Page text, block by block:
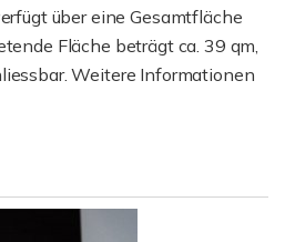
über eine Gesamtfläche
Fläche beträgt ca. 39 qm,
Weitere Informationen